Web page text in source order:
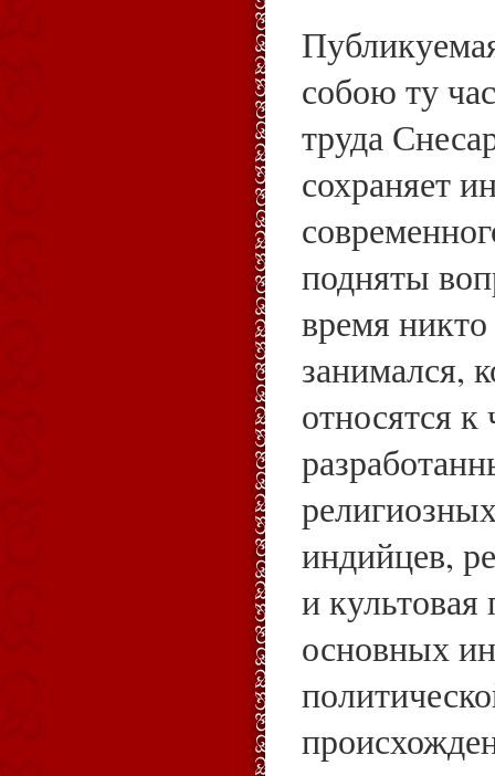
собою ту
труда
сохраняет
подняты
время
занимался,
относятся
индийцев,
и культовая
основных